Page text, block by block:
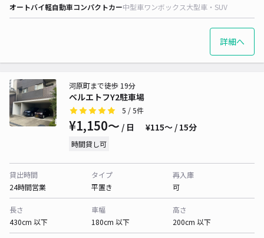
オートバイ軽自動車コンパクトカー中型車ワンボックス大型車・SUV
詳細へ
ベルエトフY2駐車場
河原町まで徒歩 19分
5 / 5件
¥1,150〜 / 日 ¥115〜 / 15分
時間貸し可
貸出時間
24時間営業
タイプ
平置き
再入庫
可
長さ
430cm 以下
車幅
180cm 以下
高さ
200cm 以下